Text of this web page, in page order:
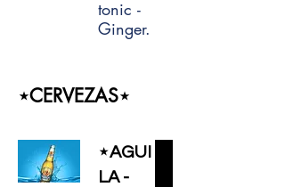
tonic -
Ginger.
⋆CERVEZAS⋆
⋆AGUI
LA -